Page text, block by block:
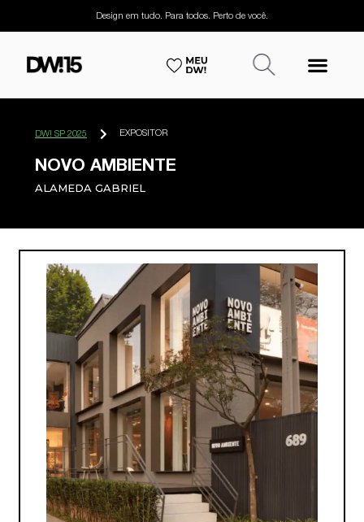
Design em tudo. Para todos. Perto de você.
DW! SP 2025 EXPOSITOR
NOVO AMBIENTE
ALAMEDA GABRIEL